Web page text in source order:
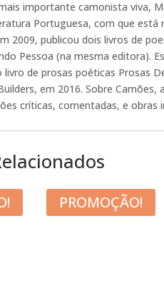
importante camonista viva,
Portuguesa, com que está
2009, publicou dois livros de
Pessoa (na mesma editora).
livro de prosas poéticas Prosas
em 2016. Sobre
críticas, comentadas, e obras
PROMOÇÃO!